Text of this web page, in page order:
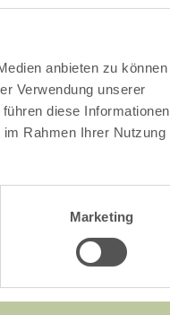
anbieten zu können
Verwendung unserer
diese Informationen
Rahmen Ihrer Nutzung
Marketing